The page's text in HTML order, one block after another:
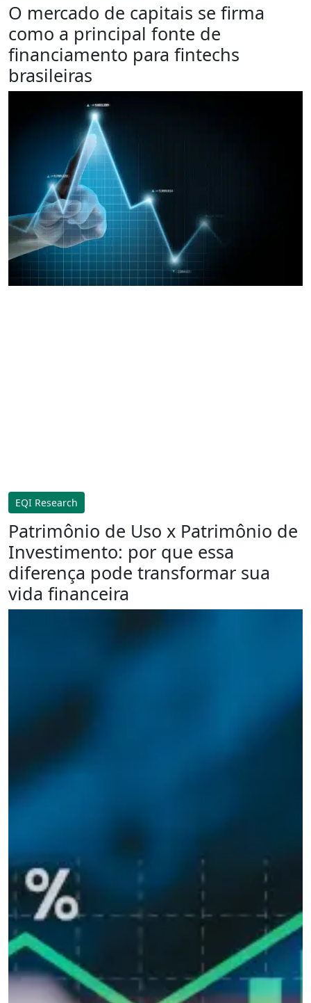
O mercado de capitais se firma
como a principal fonte de
financiamento para fintechs
brasileiras
EQI Research
Patrimônio de Uso x Patrimônio de
Investimento: por que essa
diferença pode transformar sua
vida financeira